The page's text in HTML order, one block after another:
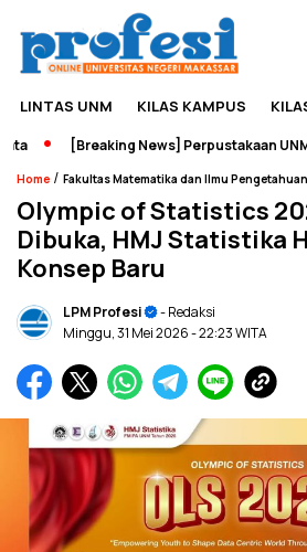
LINTAS UNM KILAS KAMPUS
[Breaking News] Perpustakaan UNM
Home / Fakultas Matematika dan Ilmu Pengetahuan
Olympic of Statistics
Dibuka, HMJ Statistika
Konsep Baru
LPM Profesi
- Redaksi
Minggu, 31 Mei 2026- 22:23 WITA